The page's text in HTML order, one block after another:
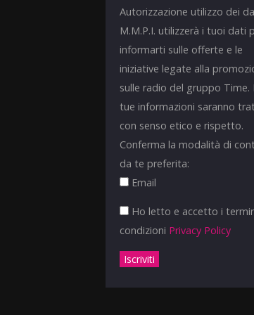
Autorizzazione utilizzo dei
M.M.P.I. utilizzerà i tuoi dati
informarti sulle offerte e le
iniziative legate alla
sulle radio del gruppo Time.
tue informazioni saranno
con senso etico e rispetto.
Conferma la modalità di
da te preferita:
Email
Ho letto e accetto i
condizioni Privacy Policy